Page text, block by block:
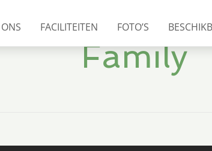
FACILITEITEN FOTO’S
Family